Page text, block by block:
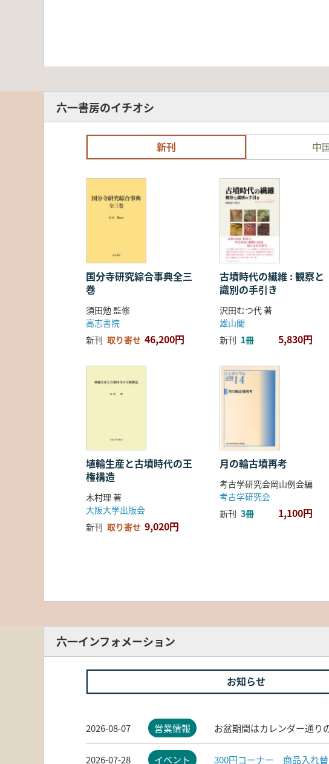
六一書房のイチオシ
新刊 中
国分寺研究綜合事典全三
巻
須田勉 監修
高志書院
新刊 取り寄せ 46,200円
古墳時代の繊維 : 観察と
識別の手引き
沢田むつ代 著
雄山閣
新刊 1冊 5,830円
埴輪生産と古墳時代の王
権構造
木村理 著
大阪大学出版会
新刊 取り寄せ 9,020円
月の輪古墳再考
考古学研究会岡山例会編
考古学研究会
新刊 3冊 1,100円
六一インフォメーション
お知らせ
2026-08-07 営業情報 お盆期間はカレンダー通り
2026-07-28 イベント 300円コーナー 商品入れ替